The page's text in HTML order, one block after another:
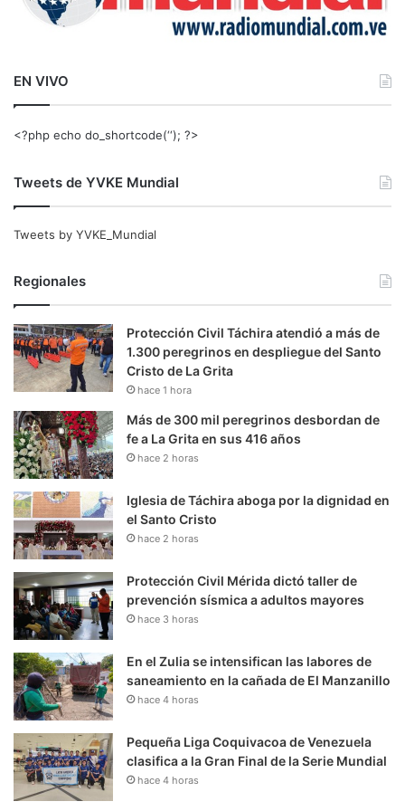
EN VIVO
<?php echo do_shortcode(‘‘); ?>
Tweets de YVKE Mundial
Tweets by YVKE_Mundial
Regionales
Protección Civil Táchira atendió a más de
1.300 peregrinos en despliegue del Santo
Cristo de La Grita
hace 1 hora
Más de 300 mil peregrinos desbordan de
fe a La Grita en sus 416 años
hace 2 horas
Iglesia de Táchira aboga por la dignidad en
el Santo Cristo
hace 2 horas
Protección Civil Mérida dictó taller de
prevención sísmica a adultos mayores
hace 3 horas
En el Zulia se intensifican las labores de
saneamiento en la cañada de El Manzanillo
hace 4 horas
Pequeña Liga Coquivacoa de Venezuela
clasifica a la Gran Final de la Serie Mundial
hace 4 horas